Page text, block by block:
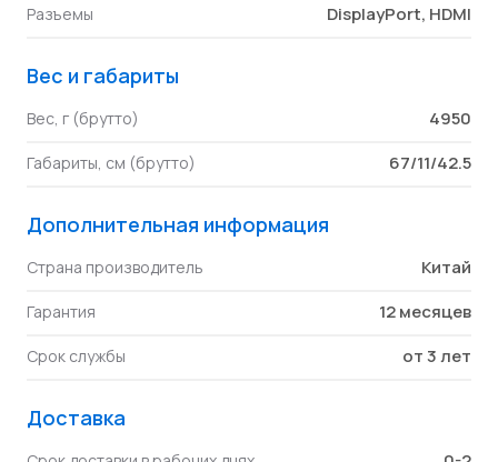
Разъемы DisplayPort, HDMI
Вес и габариты
Вес, г (брутто) 4950
Габариты, см (брутто) 67/11/42.5
Дополнительная информация
Страна производитель Китай
Гарантия 12 месяцев
Срок службы от 3 лет
Доставка